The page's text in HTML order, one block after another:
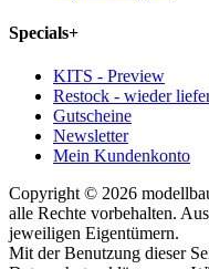
Specials+
KITS - Preview
Restock - wieder
Gutscheine
Newsletter
Mein Kundenkonto
Copyright © 2026
alle Rechte vorbehalten.
jeweiligen Eigentümern.
Mit der Benutzung dieser